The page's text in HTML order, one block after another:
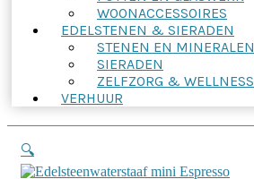
WOONACCESSOIRES
EDELSTENEN & SIERADEN
STENEN EN MINERALEN
SIERADEN
ZELFZORG & WELLNESS
VERHUUR
🔍